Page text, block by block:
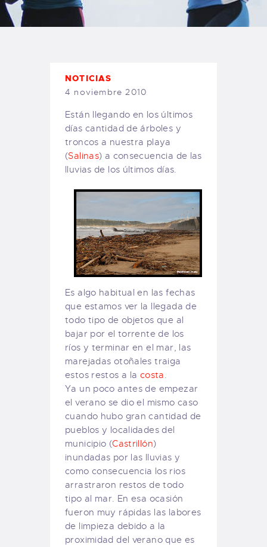
TIENDA FAMILY SURFERS
WEBCAM SALINAS
NOTICIAS
4 noviembre 2010
Están llegando en los últimos
días cantidad de árboles y
troncos a nuestra playa
(Salinas) a consecuencia de las
lluvias de los últimos días.
Es algo habitual en las fechas
que estamos ver la llegada de
todo tipo de objetos que al
bajar por el torrente de los
ríos y terminar en el mar, las
marejadas otoñales traiga
estos restos a la costa.
Ya un poco antes de empezar
el verano se dio el mismo caso
cuando hubo gran cantidad de
pueblos y localidades del
municipio (Castrillón)
inundadas por las lluvias y
como consecuencia los rios
arrastraron restos de todo
tipo al mar. En esa ocasión
fueron muy rápidas las labores
de limpieza debido a la
proximidad del verano que es